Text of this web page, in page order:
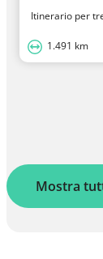
Itinerario per
1.491 km
Mostra